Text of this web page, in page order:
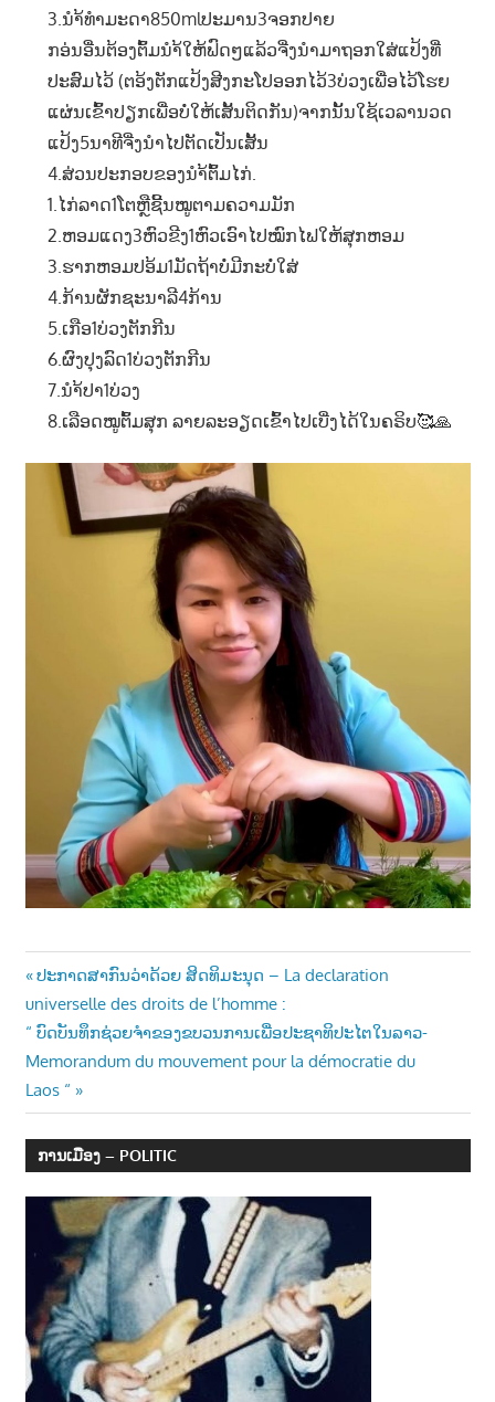
3.ນຳ້ທຳມະດາ850mlປະມານ3ຈອກປາຍ
ກອ່ນອື່ນຕ້ອງຕົ້ມນຳ້ໃຫ້ຟົດໆແລ້ວຈີ່ງນຳມາຖອກໃສ່ແປ້ງທີ່
ປະສົມໄວ້ (ຕອ້ງຕັກແປ້ງສີງກະໂປອອກໄວ້3ບ່ວງເພື່ອໄວ້ໂຮຍ
ແຜ່ນເຂົ້າປຽກເພື່ອບໍ່ໃຫ້ເສັ້ນຕິດກັນ)ຈາກນັ້ນໃຊ້ເວລານວດ
ແປ້ງ5ນາທີຈີ່ງນຳໄປຕັດເປັນເສັ້ນ
4.ສ່ວນປະກອບຂອງນຳ້ຕົ້ມໄກ່.
1.ໄກ່ລາດ1ໂຕຫຼືຊີ້ນໝູຕາມຄວາມມັກ
2.ຫອມແດງ3ຫົວຂີງ1ຫົວເອົາໄປໝົກໄຟໃຫ້ສຸກຫອມ
3.ຮາກຫອມປອ້ມ1ມັດຖ້າບໍ່ມີກະບໍ່ໃສ່
4.ກ້ານຜັກຊະນາລີ4ກ້ານ
5.ເກືອ1ບ່ວງຕັກກີນ
6.ຜົງປຸງລົດ1ບ່ວງຕັກກີນ
7.ນຳ້ປາ1ບ່ວງ
8.ເລືອດໝູຕົ້ມສຸກ ລາຍລະອຽດເຂົ້າໄປເບີ່ງໄດ້ໃນຄຣິບ🥰🙏
Post
navigation
Previous
Post:
ປະກາດສາກົນວ່າດ້ວຍ ສິດທິມະນຸດ – La declaration
universelle des droits de l’homme :
Next
Post:
“ ບົດບັນທຶກຊ່ວຍຈຳຂອງຂບວນການເພື່ອປະຊາທິປະໄຕໃນລາວ-
Memorandum du mouvement pour la démocratie du
Laos “
ການເມືອງ – POLITIC